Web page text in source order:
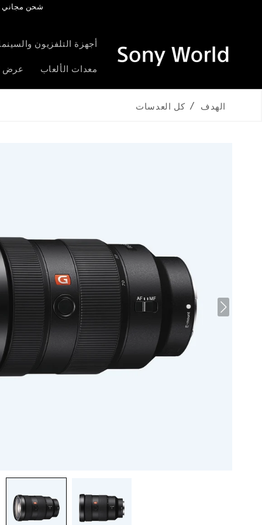
شحن مجاني فوق 95 درهم | احصل على 5% مكافآت | ضمان ممتد مجاني
أجهزة التلفزيون
معدات الألعاب عرض
الهدف كل العدسات